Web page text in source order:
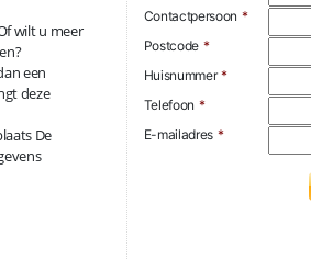
wilt u meer
een
deze
De
Contactpersoon *
Postcode *
Huisnummer *
Telefoon *
E-mailadres *